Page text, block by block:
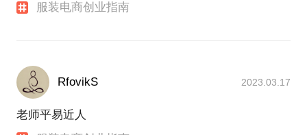
服装电商创业指南
RfovikS 2023.03.17
老师平易近人